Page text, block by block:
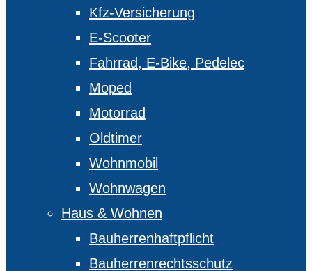
Kfz-Versicherung
E-Scooter
Fahrrad, E-Bike, Pedelec
Moped
Motorrad
Oldtimer
Wohnmobil
Wohnwagen
Haus & Wohnen
Bauherrenhaftpflicht
Bauherrenrechtsschutz